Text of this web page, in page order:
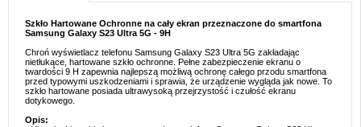
Szkło Hartowane Ochronne na cały ekran przeznaczone do smartfona
Samsung Galaxy S23 Ultra 5G - 9H
Chroń wyświetlacz telefonu Samsung Galaxy S23 Ultra 5G zakładając
nietłukące, hartowane szkło ochronne. Pełne zabezpieczenie ekranu o
twardości 9 H zapewnia najlepszą możliwą ochronę całego przodu smartfona
przed typowymi uszkodzeniami i sprawia, że urządzenie wygląda jak nowe. To
szkło hartowane posiada ultrawysoką przejrzystość i czułość ekranu
dotykowego.
Opis: